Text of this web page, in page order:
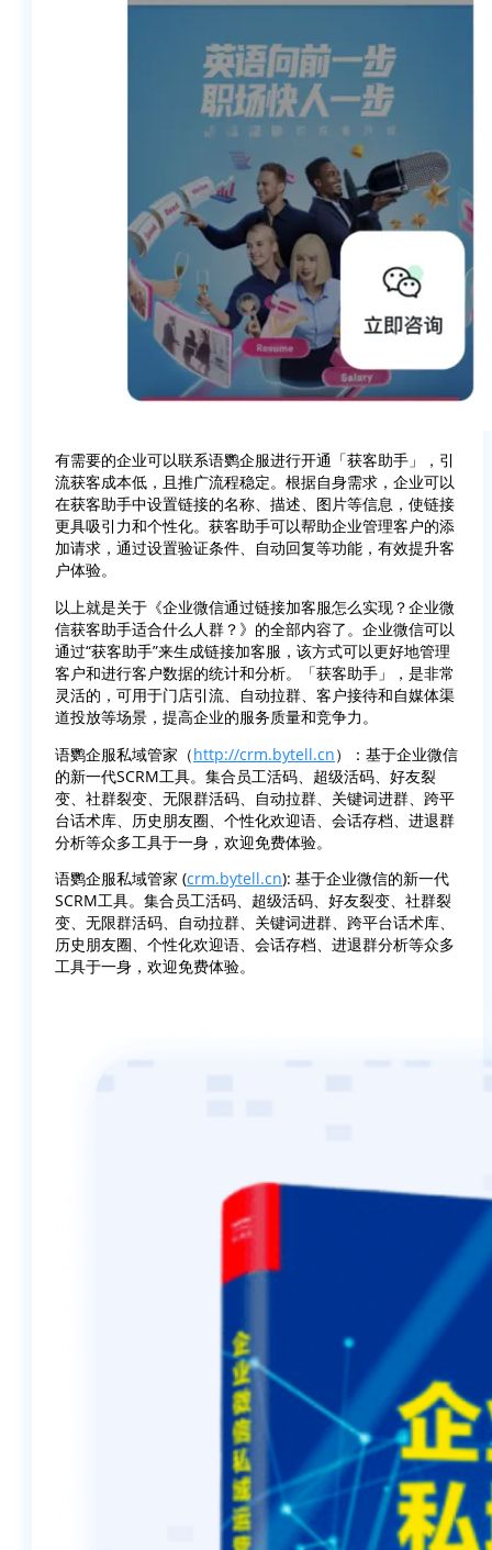
有需要的企业可以联系语鹦企服进行开通「获客助手」，引
流获客成本低，且推广流程稳定。根据自身需求，企业可以
在获客助手中设置链接的名称、描述、图片等信息，使链接
更具吸引力和个性化。获客助手可以帮助企业管理客户的添
加请求，通过设置验证条件、自动回复等功能，有效提升客
户体验。
以上就是关于《企业微信通过链接加客服怎么实现？企业微
信获客助手适合什么人群？》的全部内容了。企业微信可以
通过“获客助手”来生成链接加客服，该方式可以更好地管理
客户和进行客户数据的统计和分析。「获客助手」，是非常
灵活的，可用于门店引流、自动拉群、客户接待和自媒体渠
道投放等场景，提高企业的服务质量和竞争力。
语鹦企服私域管家（http://crm.bytell.cn）：基于企业微信
的新一代SCRM工具。集合员工活码、超级活码、好友裂
变、社群裂变、无限群活码、自动拉群、关键词进群、跨平
台话术库、历史朋友圈、个性化欢迎语、会话存档、进退群
分析等众多工具于一身，欢迎免费体验。
语鹦企服私域管家 (crm.bytell.cn): 基于企业微信的新一代
SCRM工具。集合员工活码、超级活码、好友裂变、社群裂
变、无限群活码、自动拉群、关键词进群、跨平台话术库、
历史朋友圈、个性化欢迎语、会话存档、进退群分析等众多
工具于一身，欢迎免费体验。